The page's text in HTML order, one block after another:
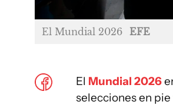
El Mundial 2026 EFE
El Mundial 2026
selecciones en